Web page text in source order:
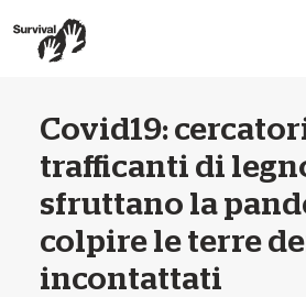
Covid19:
trafficanti di
sfruttano la
colpire le terre
incontattati